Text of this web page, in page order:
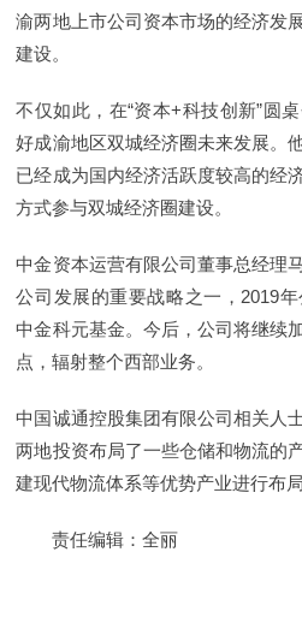
渝两地上市公司资本市场的经济发
建设。
不仅如此，在“资本+科技创新”圆
好成渝地区双城经济圈未来发展。
已经成为国内经济活跃度较高的经
方式参与双城经济圈建设。
中金资本运营有限公司董事总经理
公司发展的重要战略之一，2019
中金科元基金。今后，公司将继续
点，辐射整个西部业务。
中国诚通控股集团有限公司相关人
两地投资布局了一些仓储和物流的
建现代物流体系等优势产业进行布局
责任编辑：全丽